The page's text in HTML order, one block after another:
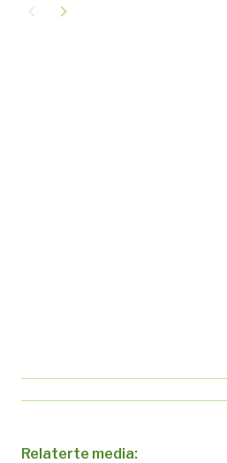
navigate_next
Relaterte media: